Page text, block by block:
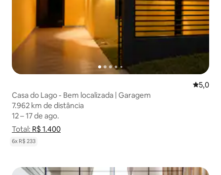
Casa do Lago - Bem localizada | Garagem
7.962 km de distância
7.962 km de distância
12 – 17 de ago.
12 – 17 de ago.
Total: R$ 1.400
Total: R$ 1.400
6x R$ 233
5,0 de
5,0